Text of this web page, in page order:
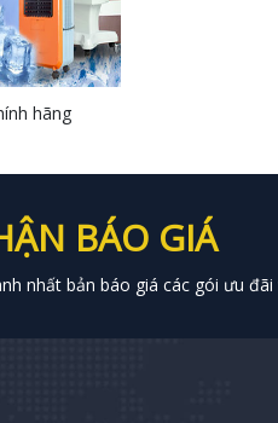
hãng
BÁO GIÁ
nhất bản báo giá các gói ưu